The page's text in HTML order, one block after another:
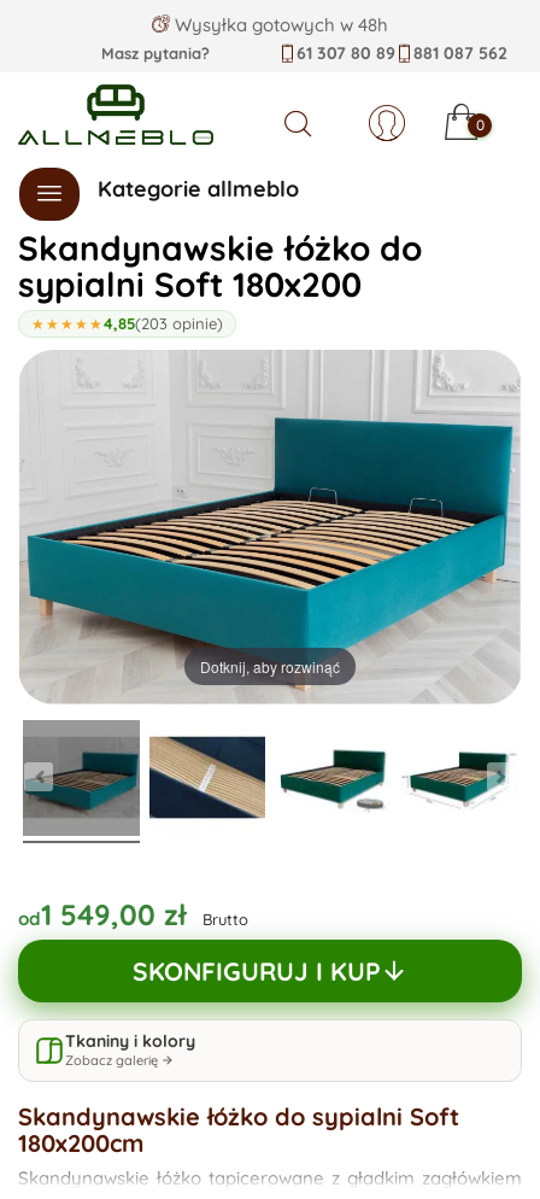
Wysyłka gotowych w 48h
Masz pytania? 61 307 80 89 881 087 562
Szukaj 0
Kategorie allmeblo
Skandynawskie łóżko do
sypialni Soft 180x200
★★★★★4,85(203 opinie)
Dotknij, aby rozwinąć
od1 549,00 zł Brutto
SKONFIGURUJ I KUP
Tkaniny i kolory
Zobacz galerię
Skandynawskie łóżko do sypialni Soft
180x200cm
Skandynawskie łóżko tapicerowane z gładkim zagłówkiem